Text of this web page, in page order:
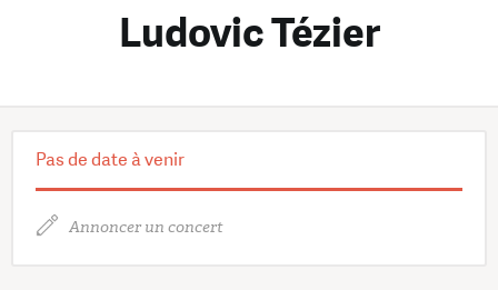
Ludovic Tézier
Pas de date à venir
Annoncer un concert